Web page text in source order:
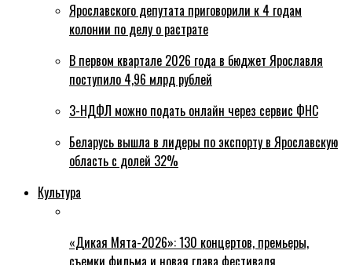
Ярославского депутата приговорили к 4 годам
колонии по делу о растрате
В первом квартале 2026 года в бюджет Ярославля
поступило 4,96 млрд рублей
3-НДФЛ можно подать онлайн через сервис ФНС
Беларусь вышла в лидеры по экспорту в Ярославскую
область с долей 32%
Культура
«Дикая Мята-2026»: 130 концертов, премьеры,